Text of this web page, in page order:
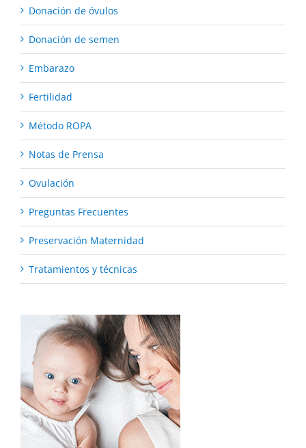
Donación de óvulos
Donación de semen
Embarazo
Fertilidad
Método ROPA
Notas de Prensa
Ovulación
Preguntas Frecuentes
Preservación Maternidad
Tratamientos y técnicas